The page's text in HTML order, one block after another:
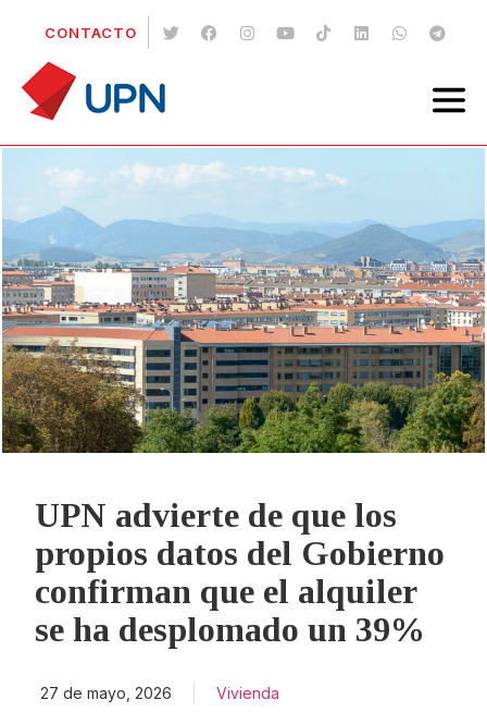
CONTACTO
UPN advierte de que los
propios datos del Gobierno
confirman que el alquiler
se ha desplomado un 39%
27 de mayo, 2026 Vivienda